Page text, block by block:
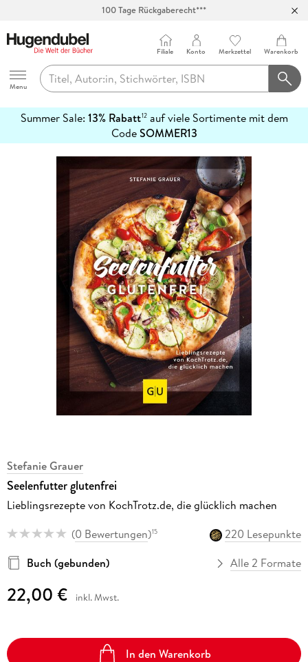
100 Tage Rückgaberecht***
Hugendubel
Menu
Filiale Konto Merkzettel Warenkorb
Summer Sale: 13% Rabatt12auf viele Sortimente mit dem
CodeSOMMER13
erfahren
Stefanie Grauer
Seelenfutter glutenfrei
Lieblingsrezepte von KochTrotz.de, die glücklich machen
(0 Bewertungen)15
220 Lesepunkte
Buch (gebunden)
Alle 2 Formate
22,00 € inkl. Mwst.
In den Warenkorb